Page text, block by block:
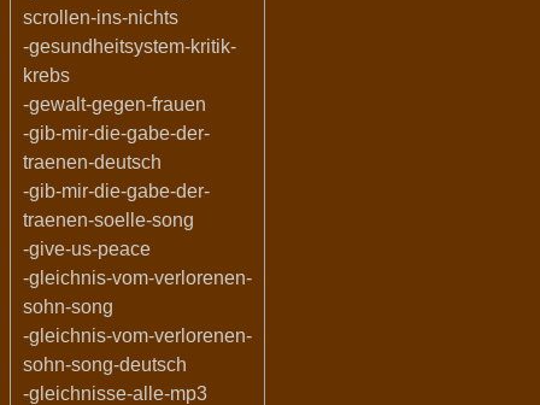
scrollen-ins-nichts
-gesundheitsystem-kritik-
krebs
-gewalt-gegen-frauen
-gib-mir-die-gabe-der-
traenen-deutsch
-gib-mir-die-gabe-der-
traenen-soelle-song
-give-us-peace
-gleichnis-vom-verlorenen-
sohn-song
-gleichnis-vom-verlorenen-
sohn-song-deutsch
-gleichnisse-alle-mp3